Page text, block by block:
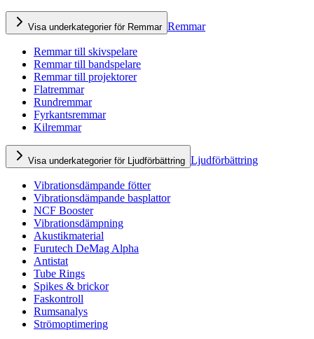
Visa underkategorier för Remmar Remmar
Remmar till skivspelare
Remmar till bandspelare
Remmar till projektorer
Flatremmar
Rundremmar
Fyrkantsremmar
Kilremmar
Visa underkategorier för Ljudförbättring Ljudförbättring
Vibrationsdämpande fötter
Vibrationsdämpande basplattor
NCF Booster
Vibrationsdämpning
Akustikmaterial
Furutech DeMag Alpha
Antistat
Tube Rings
Spikes & brickor
Faskontroll
Rumsanalys
Strömoptimering